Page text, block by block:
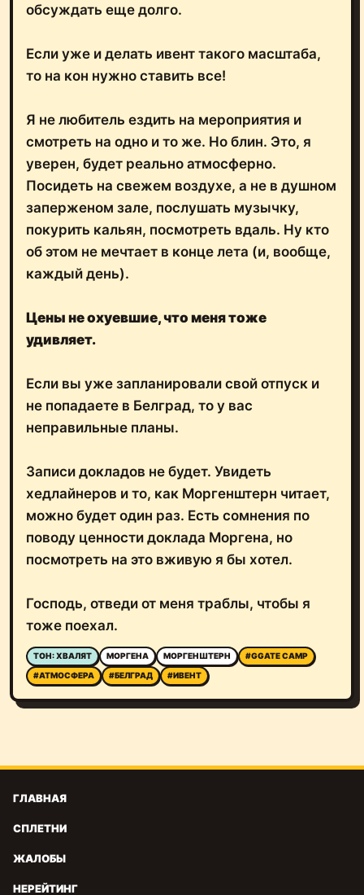
обсуждать еще долго.
Если уже и делать ивент такого масштаба,
то на кон нужно ставить все!
Я не любитель ездить на мероприятия и
смотреть на одно и то же. Но блин. Это, я
уверен, будет реально атмосферно.
Посидеть на свежем воздухе, а не в душном
заперженом зале, послушать музычку,
покурить кальян, посмотреть вдаль. Ну кто
об этом не мечтает в конце лета (и, вообще,
каждый день).
Цены не охуевшие, что меня тоже
удивляет.
Если вы уже запланировали свой отпуск и
не попадаете в Белград, то у вас
неправильные планы.
Записи докладов не будет. Увидеть
хедлайнеров и то, как Моргенштерн читает,
можно будет один раз. Есть сомнения по
поводу ценности доклада Моргена, но
посмотреть на это вживую я бы хотел.
Господь, отведи от меня траблы, чтобы я
тоже поехал.
ТОН: ХВАЛЯТ МОРГЕНА МОРГЕНШТЕРН
#GGATE CAMP
#АТМОСФЕРА
#БЕЛГРАД #ИВЕНТ
ГЛАВНАЯ
СПЛЕТНИ
ЖАЛОБЫ
НЕРЕЙТИНГ